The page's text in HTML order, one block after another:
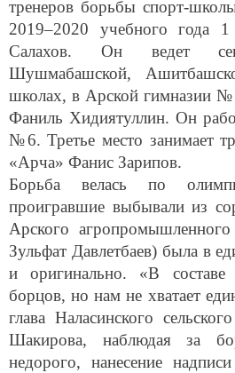
тренеров борьбы спорт-
2019–2020 учебного года
Салахов. Он ведет
Шушмабашской,
школах, в Арской гимназии
Фаниль Хидиятуллин. Он
№6. Третье место занимает
«Арча» Фанис Зарипов.
Борьба велась по
проигравшие выбывали из
Арского
Зульфат Давлетбаев) была в
и оригинально. «В
борцов, но нам не хватает
глава Наласинского
Шакирова, наблюдая за
недорого, нанесение